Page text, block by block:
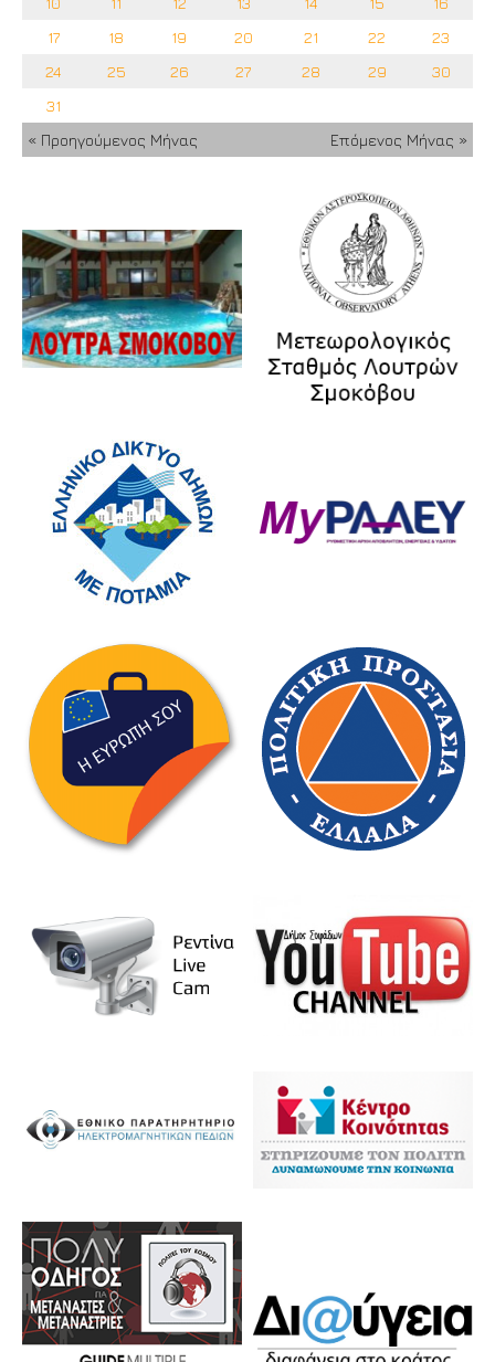
17
18 19 20 21 22
23
24
25 26 27 28 29
30
31
« Προηγούμενος Μήνας
Επόμενος Μήνας »